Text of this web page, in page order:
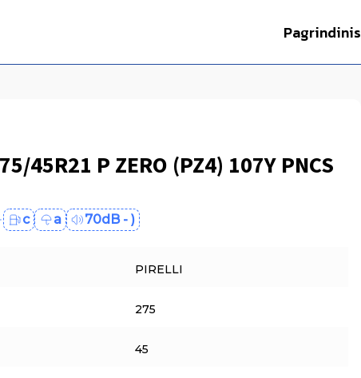
Pagrindinis
45R21 P ZERO (PZ4) 107Y PNCS
c a 70dB - )
PIRELLI
275
45